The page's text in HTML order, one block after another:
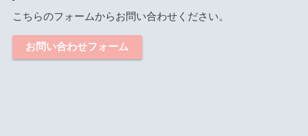
こちらのフォームからお問い合わせください。
お問い合わせフォーム